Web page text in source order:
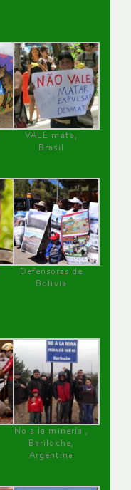
VALE mata,
Brasil
Defensoras de
Bolivia
No a la minería ,
Bariloche,
Argentina